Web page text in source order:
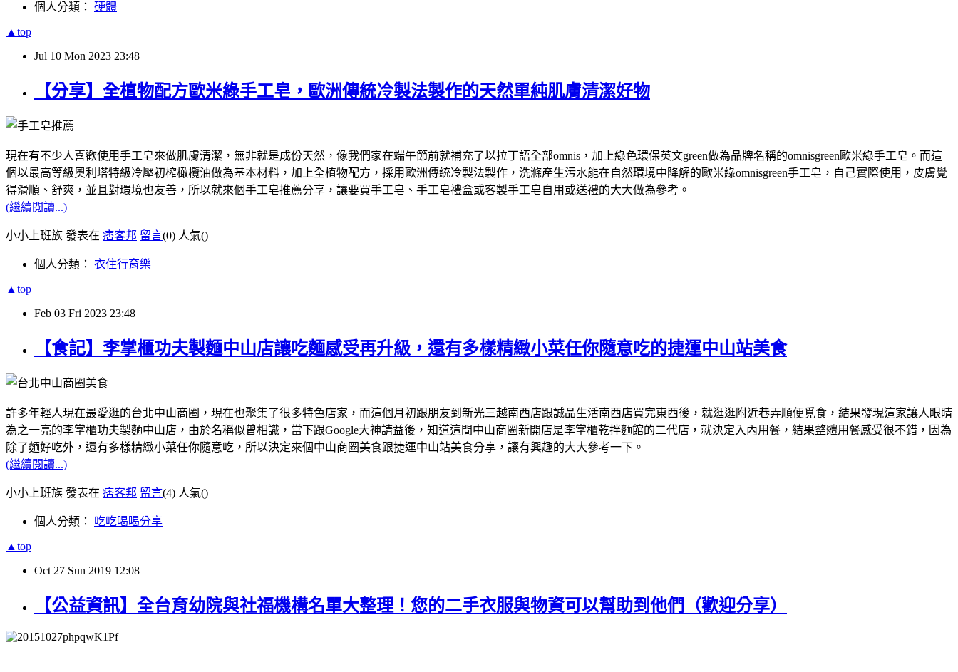
個人分類： 硬體
▲top
Jul 10 Mon 2023 23:48
【分享】全植物配方歐米綠手工皂，歐洲傳統冷製法製作的天然單純肌膚清潔好物
現在有不少人喜歡使用手工皂來做肌膚清潔，無非就是成份天然，像我們家在端午節前就補充了以拉丁語全部omnis，加上綠色環保英文green做為品牌名稱的omnisgreen歐米綠手工皂。而這
個以最高等級奧利塔特級冷壓初榨橄欖油做為基本材料，加上全植物配方，採用歐洲傳統冷製法製作，洗滌產生污水能在自然環境中降解的歐米綠omnisgreen手工皂，自己實際使用，皮膚覺
得滑順、舒爽，並且對環境也友善，所以就來個手工皂推薦分享，讓要買手工皂、手工皂禮盒或客製手工皂自用或送禮的大大做為參考。
(繼續閱讀...)
小小上班族 發表在 痞客邦 留言(0) 人氣()
個人分類： 衣住行育樂
▲top
Feb 03 Fri 2023 23:48
【食記】李掌櫃功夫製麵中山店讓吃麵感受再升級，還有多樣精緻小菜任你隨意吃的捷運中山站美食
許多年輕人現在最愛逛的台北中山商圈，現在也聚集了很多特色店家，而這個月初跟朋友到新光三越南西店跟誠品生活南西店買完東西後，就逛逛附近巷弄順便覓食，結果發現這家讓人眼睛
為之一亮的李掌櫃功夫製麵中山店，由於名稱似曾相識，當下跟Google大神請益後，知道這間中山商圈新開店是李掌櫃乾拌麵館的二代店，就決定入內用餐，結果整體用餐感受很不錯，因為
除了麵好吃外，還有多樣精緻小菜任你隨意吃，所以決定來個中山商圈美食跟捷運中山站美食分享，讓有興趣的大大參考一下。
(繼續閱讀...)
小小上班族 發表在 痞客邦 留言(4) 人氣()
個人分類： 吃吃喝喝分享
▲top
Oct 27 Sun 2019 12:08
【公益資訊】全台育幼院與社福機構名單大整理！您的二手衣服與物資可以幫助到他們（歡迎分享）